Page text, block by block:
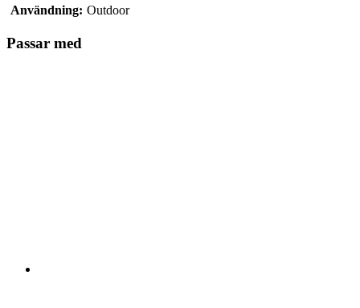
Användning: Outdoor
Passar med